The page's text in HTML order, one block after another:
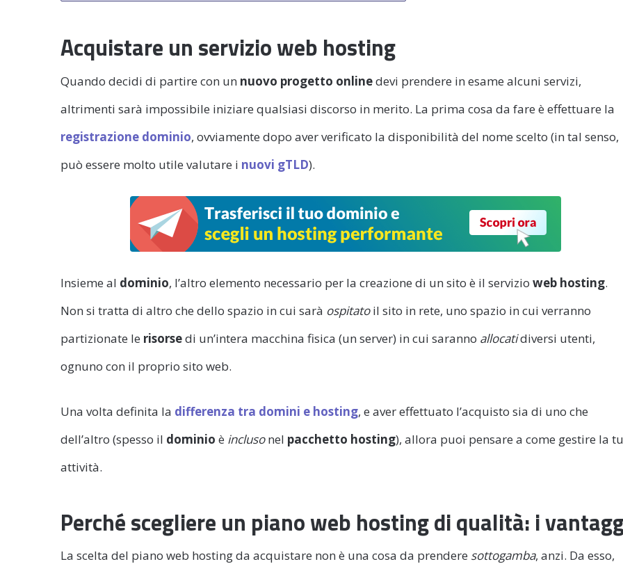
Acquistare un servizio web hosting
Quando decidi di partire con un nuovo progetto onlinedevi prendere in esame alcuni servizi,
altrimenti sarà impossibile iniziare qualsiasi discorso in merito. La prima cosa da fare è effettuare la
registrazione dominio, ovviamente dopo aver verificato la disponibilità del nome scelto (in tal senso,
può essere molto utile valutare i nuovi gTLD).
Insieme al dominio, l’altro elemento necessario per la creazione di un sito è il servizio web hosting.
Non si tratta di altro che dello spazio in cui sarà ospitatoil sito in rete, uno spazio in cui verranno
partizionate le risorsedi un’intera macchina fisica (un server) in cui saranno allocatidiversi utenti,
ognuno con il proprio sito web.
Una volta definita la differenza tra domini e hosting, e aver effettuato l’acquisto sia di uno che
dell’altro (spesso il dominio è inclusonel pacchetto hosting), allora puoi pensare a come gestire la
attività.
Perché scegliere un piano web hosting di qualità: i
La scelta del piano web hosting da acquistare non è una cosa da prendere sottogamba, anzi. Da esso,